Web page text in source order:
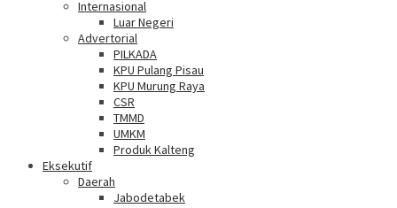
Internasional
Luar Negeri
Advertorial
PILKADA
KPU Pulang Pisau
KPU Murung Raya
CSR
TMMD
UMKM
Produk Kalteng
Eksekutif
Daerah
Jabodetabek